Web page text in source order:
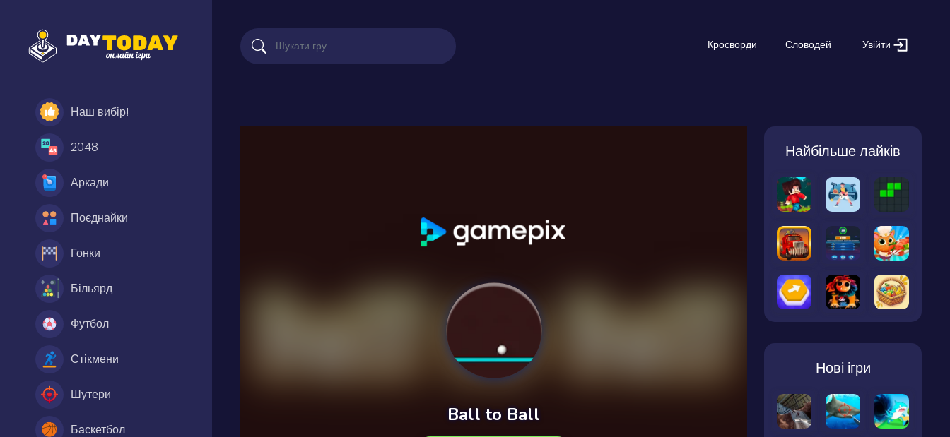
Наш вибір!
2048
Аркади
Поєднайки
Гонки
Більярд
Футбол
Стікмени
Шутери
Баскетбол
Кросворди Словодей Увійти
Найбільше лайків
Нові ігри